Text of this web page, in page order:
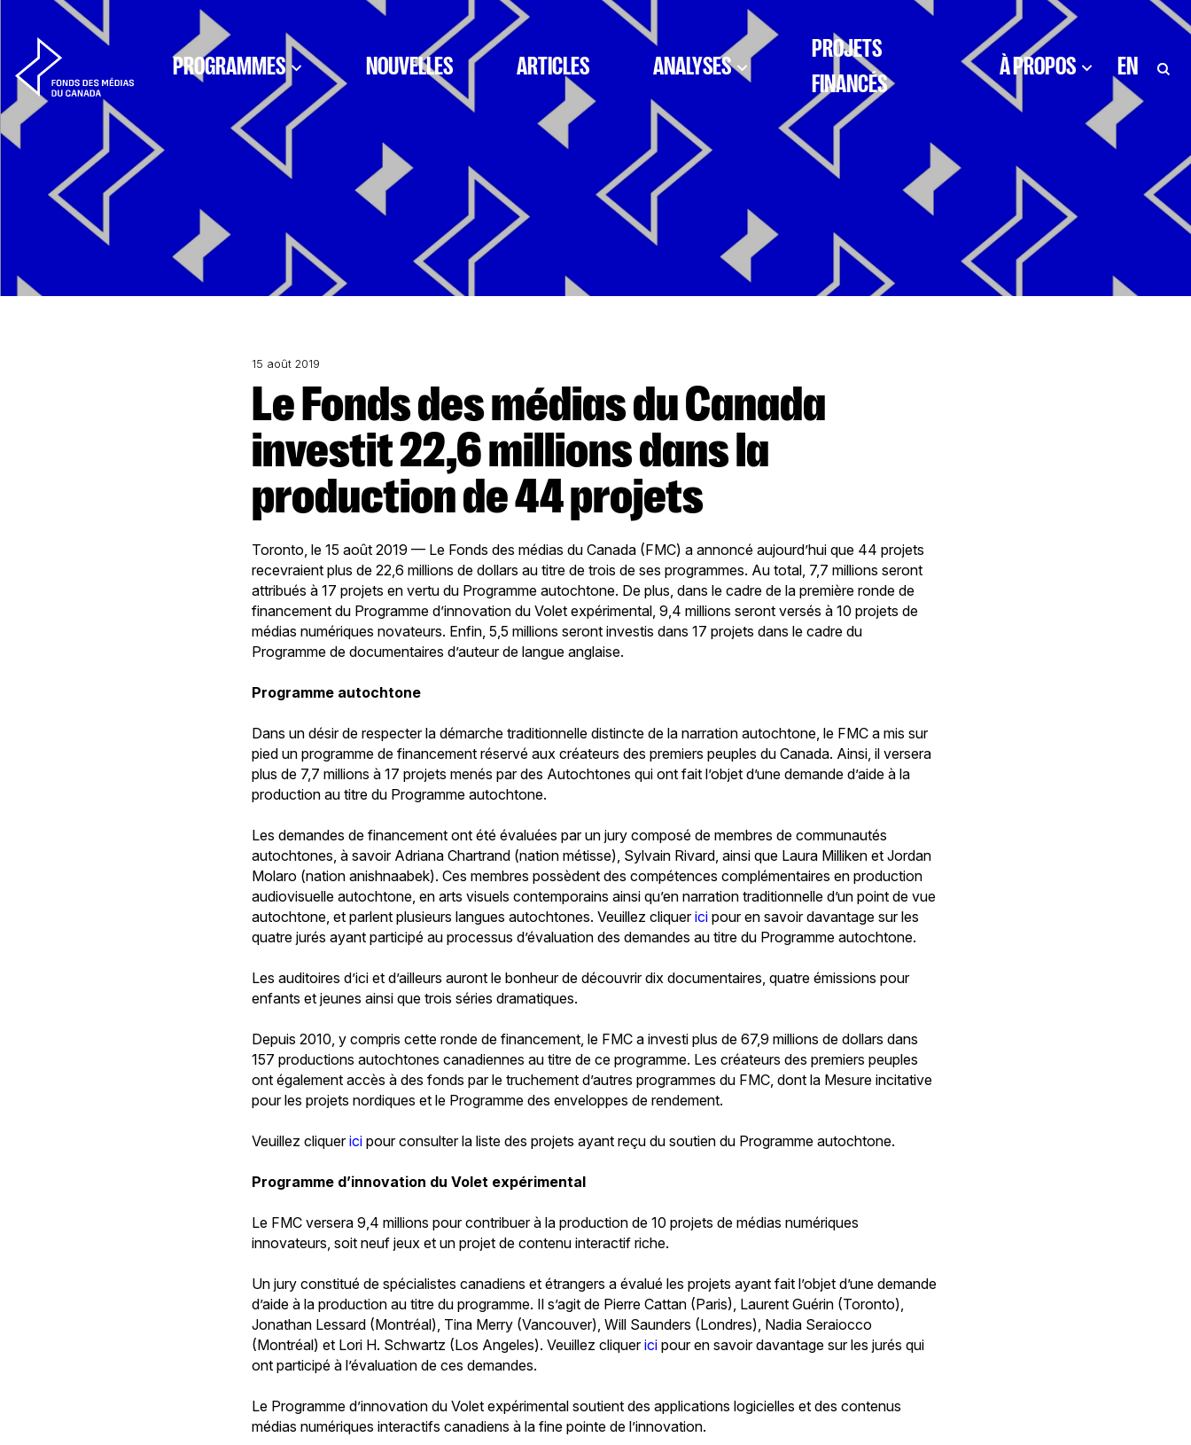
Aller au contenu
PROGRAMMES NOUVELLES ARTICLES ANALYSES
PROJETS
FINANCÉS
À PROPOS EN
15 août 2019
Le Fonds des médias du Canada
investit 22,6 millions dans la
production de 44 projets
Toronto, le 15 août 2019 — Le Fonds des médias du Canada (FMC) a annoncé aujourd’hui que 44 projets
recevraient plus de 22,6 millions de dollars au titre de trois de ses programmes. Au total, 7,7 millions seront
attribués à 17 projets en vertu du Programme autochtone. De plus, dans le cadre de la première ronde de
financement du Programme d’innovation du Volet expérimental, 9,4 millions seront versés à 10 projets de
médias numériques novateurs. Enfin, 5,5 millions seront investis dans 17 projets dans le cadre du
Programme de documentaires d’auteur de langue anglaise.
Programme autochtone
Dans un désir de respecter la démarche traditionnelle distincte de la narration autochtone, le FMC a mis sur
pied un programme de financement réservé aux créateurs des premiers peuples du Canada. Ainsi, il versera
plus de 7,7 millions à 17 projets menés par des Autochtones qui ont fait l’objet d’une demande d’aide à la
production au titre du Programme autochtone.
Les demandes de financement ont été évaluées par un jury composé de membres de communautés
autochtones, à savoir Adriana Chartrand (nation métisse), Sylvain Rivard, ainsi que Laura Milliken et Jordan
Molaro (nation anishnaabek). Ces membres possèdent des compétences complémentaires en production
audiovisuelle autochtone, en arts visuels contemporains ainsi qu’en narration traditionnelle d’un point de vue
autochtone, et parlent plusieurs langues autochtones. Veuillez cliquerici pour en savoir davantage sur les
quatre jurés ayant participé au processus d’évaluation des demandes au titre du Programme autochtone.
Les auditoires d’ici et d’ailleurs auront le bonheur de découvrir dix documentaires, quatre émissions pour
enfants et jeunes ainsi que trois séries dramatiques.
Depuis 2010, y compris cette ronde de financement, le FMC a investi plus de 67,9 millions de dollars dans
157 productions autochtones canadiennes au titre de ce programme. Les créateurs des premiers peuples
ont également accès à des fonds par le truchement d’autres programmes du FMC, dont la Mesure incitative
pour les projets nordiques et le Programme des enveloppes de rendement.
Veuillez cliquerici pour consulter la liste des projets ayant reçu du soutien du Programme autochtone.
Programme d’innovation du Volet expérimental
Le FMC versera 9,4 millions pour contribuer à la production de 10 projets de médias numériques
innovateurs, soit neuf jeux et un projet de contenu interactif riche.
Un jury constitué de spécialistes canadiens et étrangers a évalué les projets ayant fait l’objet d’une demande
d’aide à la production au titre du programme. Il s’agit de Pierre Cattan (Paris), Laurent Guérin (Toronto),
Jonathan Lessard (Montréal), Tina Merry (Vancouver), Will Saunders (Londres), Nadia Seraiocco
(Montréal) et Lori H. Schwartz (Los Angeles). Veuillez cliquerici pour en savoir davantage sur les jurés qui
ont participé à l’évaluation de ces demandes.
Le Programme d’innovation du Volet expérimental soutient des applications logicielles et des contenus
médias numériques interactifs canadiens à la fine pointe de l’innovation.